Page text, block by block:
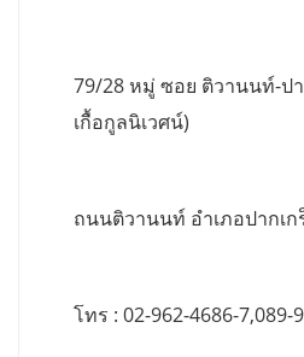
79/28 หมู่ ซอย ติวานนท์-ป
เกื้อกูลนิเวศน์)
ถนนติวานนท์ อำเภอปากเ
โทร : 02-962-4686-7,089-